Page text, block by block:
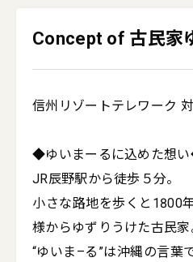
Concept of 古民家
信州リゾートテレワーク
◆ゆいまーるに込めた想
JR辰野駅から徒歩５分。
小さな路地を歩くと1800
様からゆずりうけた古民家
“ゆいま–る”は沖縄の言葉